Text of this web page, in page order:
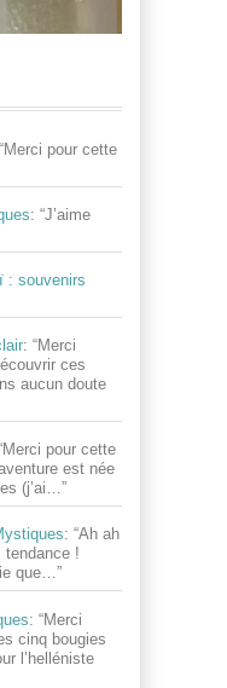
Merci pour cette
: “J’aime
: souvenirs
: “Merci
ces
aucun doute
Merci pour cette
est née
(j’ai…”
: “Ah ah
tendance !
que…”
: “Merci
cinq bougies
l’helléniste